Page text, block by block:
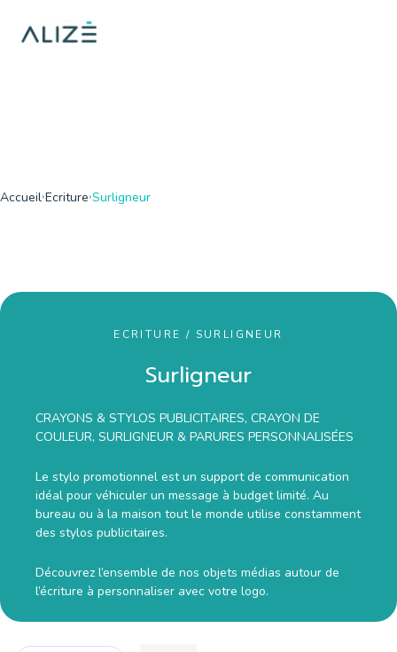
on line137
Accueil Ecriture Surligneur
ECRITURE / SURLIGNEUR
Surligneur
CRAYONS & STYLOS PUBLICITAIRES, CRAYON DE
COULEUR, SURLIGNEUR & PARURES PERSONNALISÉES
Le stylo promotionnel est un support de communication
idéal pour véhiculer un message à budget limité. Au
bureau ou à la maison tout le monde utilise constamment
des stylos publicitaires.
Découvrez l’ensemble de nos objets médias autour de
l’écriture à personnaliser avec votre logo.